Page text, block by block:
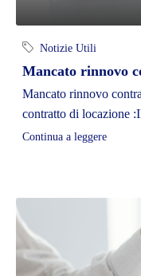
Notizie Utili
Mancato rinnovo
Mancato rinnovo
contratto di locazione
Continua a leggere